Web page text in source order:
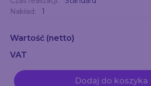
Nakład:
1
Wartość (netto)
VAT
Dodaj do koszyka